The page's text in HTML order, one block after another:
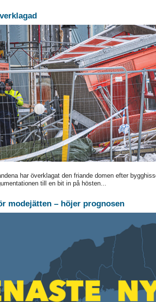
har överklagat den friande domen efter
till en bit in på hösten...
modejätten – höjer prognosen